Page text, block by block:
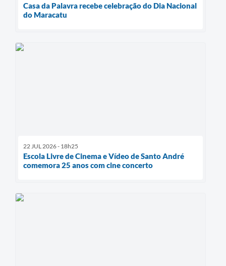
Casa da Palavra recebe celebração do Dia Nacional
do Maracatu
22 JUL 2026 - 18h25
Escola Livre de Cinema e Vídeo de Santo André
comemora 25 anos com cine concerto